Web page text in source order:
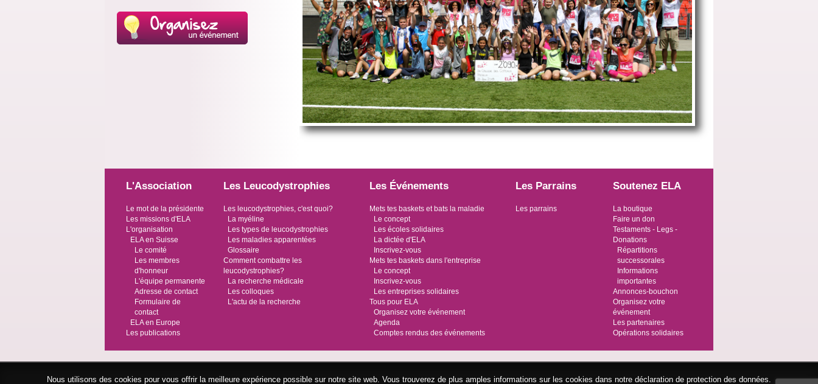
L'Association
Le mot de la présidente
Les missions d'ELA
L'organisation
ELA en Suisse
Le comité
Les membres
d'honneur
L'équipe permanente
Adresse de contact
Formulaire de
contact
ELA en Europe
Les publications
Les Leucodystrophies
Les leucodystrophies, c'est quoi?
La myéline
Les types de leucodystrophies
Les maladies apparentées
Glossaire
Comment combattre les
leucodystrophies?
La recherche médicale
Les colloques
L'actu de la recherche
Les Événements
Mets tes baskets et bats la maladie
Le concept
Les écoles solidaires
La dictée d'ELA
Inscrivez-vous
Mets tes baskets dans l'entreprise
Le concept
Inscrivez-vous
Les entreprises solidaires
Tous pour ELA
Organisez votre événement
Agenda
Comptes rendus des événements
Les Parrains
Les parrains
Soutenez ELA
La boutique
Faire un don
Testaments - Legs -
Donations
Répartitions
successorales
Informations
importantes
Annonces-bouchon
Organisez votre
événement
Les partenaires
Opérations solidaires
Nous utilisons des cookies pour vous offrir la meilleure expérience possible sur notre site web. Vous trouverez de plus amples informations sur les cookies dans notre déclaration de protection des données.